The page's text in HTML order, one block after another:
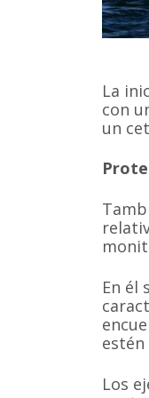
La
con
un
En él
Los